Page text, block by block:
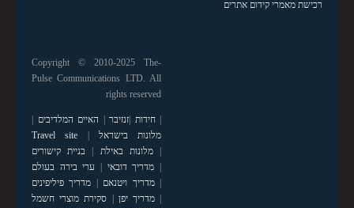
רכישת מאמרי קידום אתרים
Copyright © 2010-2025 The-
Pulse Communications LTD. All
rights reserved
|חידות זנזיבר האיים המלדיבים
מלונות בישראל
Travel site
|מלונות באילת
בניית קישורים
מדריך דובאי
ערי בירה בעולם
|מדריך ויטנאם
מדריך פיליפינים
|מדריך יפן
סקירת מוצרי חשמל